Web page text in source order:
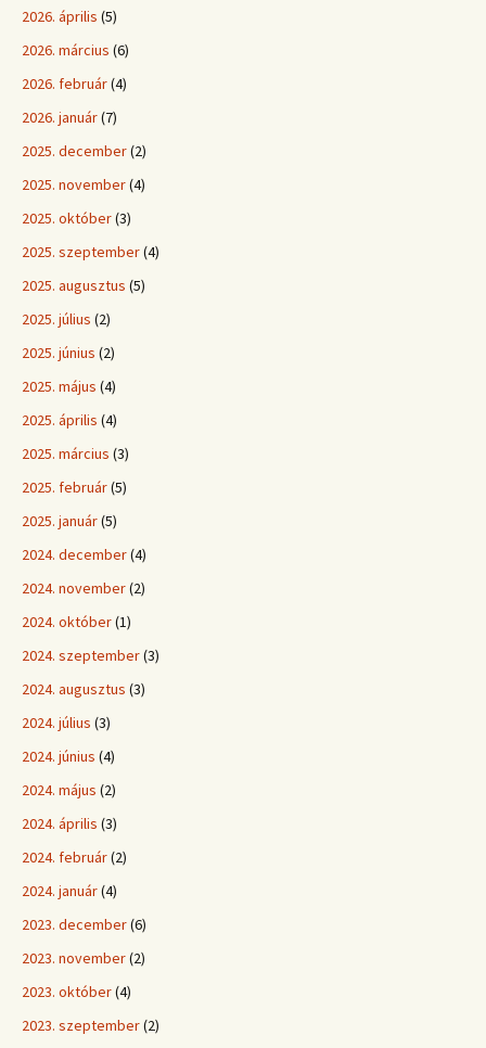
2026. április (5)
2026. március (6)
2026. február(4)
2026. január(7)
2025. december(2)
2025. november(4)
2025. október(3)
2025. szeptember(4)
2025. augusztus (5)
2025. július (2)
2025. június (2)
2025. május (4)
2025. április (4)
2025. március (3)
2025. február(5)
2025. január(5)
2024. december(4)
2024. november(2)
2024. október(1)
2024. szeptember(3)
2024. augusztus (3)
2024. július (3)
2024. június (4)
2024. május (2)
2024. április (3)
2024. február(2)
2024. január(4)
2023. december(6)
2023. november(2)
2023. október(4)
2023. szeptember(2)